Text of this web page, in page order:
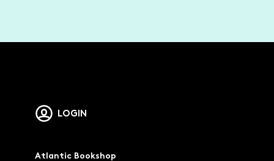
LOGIN
Atlantic Bookshop